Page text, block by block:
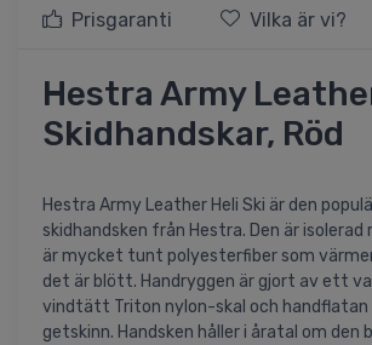
Prisgaranti Vilka är vi?
Hestra Army
Skidhandskar, Röd
Hestra Army Leather Heli Ski är den
skidhandsken från Hestra. Den är
är mycket tunt polyesterfiber som
det är blött. Handryggen är gjort av ett
vindtätt Triton nylon-skal och handflatan
getskinn. Handsken håller i åratal om den